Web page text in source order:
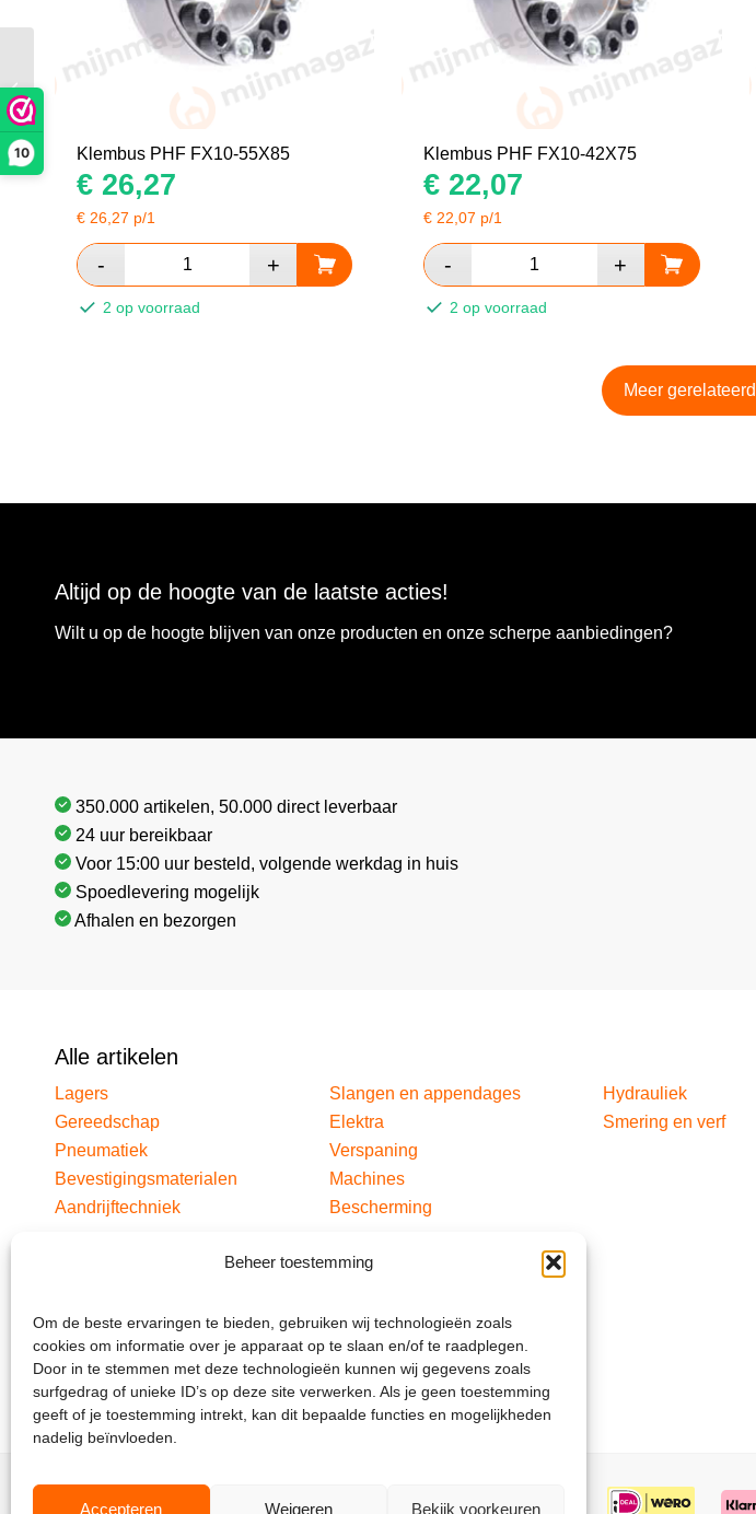
10
Beheer toestemming
Om de beste ervaringen te bieden, gebruiken wij technologieën zoals
cookies om informatie over je apparaat op te slaan en/of te raadplegen.
Door in te stemmen met deze technologieën kunnen wij gegevens zoals
surfgedrag of unieke ID’s op deze site verwerken. Als je geen toestemming
geeft of je toestemming intrekt, kan dit bepaalde functies en mogelijkheden
nadelig beïnvloeden.
Accepteren Weigeren Bekijk voorkeuren
Klembus PHF FX10-55X85
€ 26,27
€ 26,27 p/1
2 op voorraad
Klembus PHF FX10-42X75
€ 22,07
€22,07 p/1
2 op voorraad
Meer
Altijd op de hoogte van de laatste acties!
Wilt u op de hoogte blijven van onze producten en onze scherpe aanbiedingen?
350.000 artikelen, 50.000 direct leverbaar
24 uur bereikbaar
Voor 15:00 uur besteld, volgende werkdag in huis
Spoedlevering mogelijk
Afhalen en bezorgen
Alle artikelen
Lagers
Gereedschap
Pneumatiek
Bevestigingsmaterialen
Aandrijftechniek
Slangen en appendages
Elektra
Verspaning
Machines
Bescherming
Hydrauliek
Smering en verf
55X85